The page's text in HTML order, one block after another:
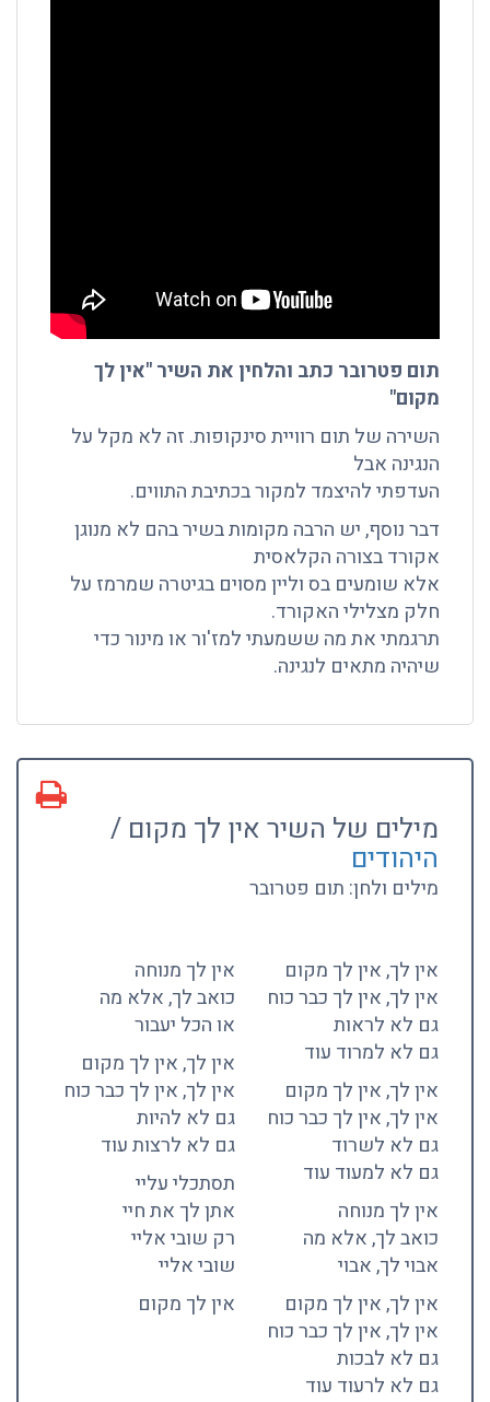
תום פטרובר כתב והלחין את השיר "אין לך
מקום"
השירה של תום רוויית סינקופות. זה לא מקל על
הנגינה אבל
העדפתי להיצמד למקור בכתיבת התווים.
דבר נוסף, יש הרבה מקומות בשיר בהם לא מנוגן
אקורד בצורה הקלאסית
אלא שומעים בס וליין מסוים בגיטרה שמרמז על
חלק מצלילי האקורד.
תרגמתי את מה ששמעתי למז'ור או מינור כדי
שיהיה מתאים לנגינה.
מילים של השיר אין לך מקום /
היהודים
מילים ולחן: תום פטרובר
אין לך, אין לך מקום
אין לך, אין לך כבר כוח
גם לא לראות
גם לא למרוד עוד
אין לך, אין לך מקום
אין לך, אין לך כבר כוח
גם לא לשרוד
גם לא למעוד עוד
אין לך מנוחה
כואב לך, אלא מה
אבוי לך, אבוי
אין לך, אין לך מקום
אין לך, אין לך כבר כוח
גם לא לבכות
גם לא לרעוד עוד
אין לך מנוחה
כואב לך, אלא מה
או הכל יעבור
אין לך, אין לך מקום
אין לך, אין לך כבר כוח
גם לא להיות
גם לא לרצות עוד
תסתכלי עליי
אתן לך את חיי
רק שובי אליי
שובי אליי
אין לך מקום